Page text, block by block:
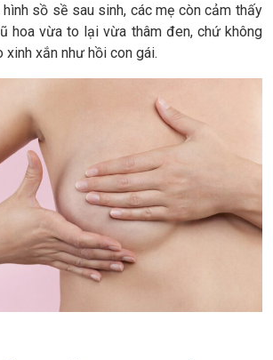
sồ sề sau sinh, các mẹ còn cảm thấy
hoa vừa to lại vừa thâm đen, chứ không
xắn như hồi con gái.